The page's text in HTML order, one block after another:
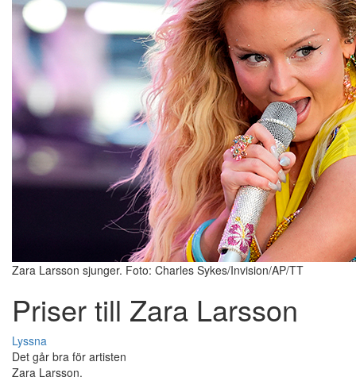
Zara Larsson sjunger. Foto: Charles Sykes/Invision/AP/TT
Priser till Zara Larsson
Lyssna
Det går bra för artisten
Zara Larsson.